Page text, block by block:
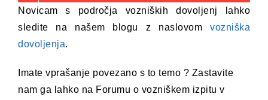
Novicam s področja vozniških dovoljenj lahko
sledite na našem blogu z naslovom vozniška
dovoljenja.
Imate vprašanje povezano s to temo ? Zastavite
nam ga lahko na Forumu o vozniškem izpitu v